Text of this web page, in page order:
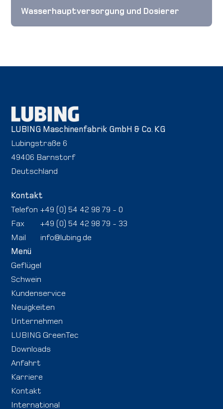
Wasserhauptversorgung und Dosierer
LUBING Maschinenfabrik GmbH & Co. KG
Lubingstraße 6
49406 Barnstorf
Deutschland
Kontakt
Telefon +49 (0) 54 42 98 79 - 0
Fax
+49 (0) 54 42 98 79 - 33
Mail
info@lubing.de
Menü
Geflügel
Schwein
Kundenservice
Neuigkeiten
Unternehmen
LUBING GreenTec
Downloads
Anfahrt
Karriere
Kontakt
International